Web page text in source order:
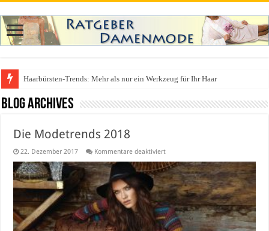
Was zieht man auf ein Festival an? Dein ultimativer Styleguide für die
Blog Archives
Die Modetrends 2018
22. Dezember 2017 Kommentare deaktiviertfür
Modetrends
2018